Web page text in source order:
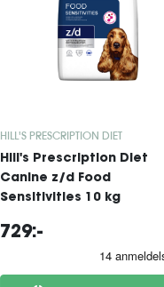
HILL'S PRESCRIPTION DIET
Hill's Prescription Diet
Canine z/d Food
Sensitivities 10 kg
729:-